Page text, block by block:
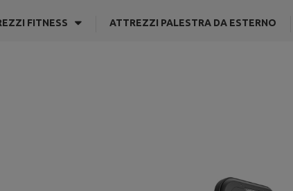
FITNESS ATTREZZI PALESTRA DA ESTERNO